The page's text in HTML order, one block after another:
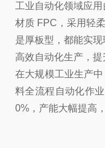
工业自动化领域应
材质 FPC，采用轻
是厚板型，都能实
高效自动化生产，
在大规模工业生产中
料全流程自动化作
0%，产能大幅提高